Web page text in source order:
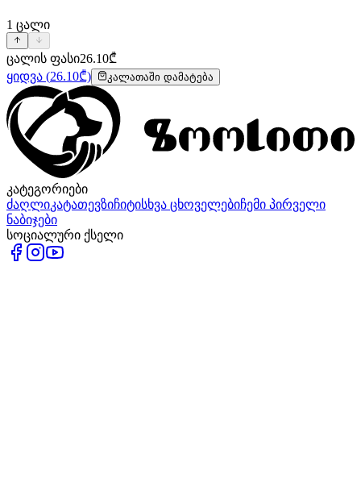
1 ცალი
ცალის ფასი26.10₾
ყიდვა (26.10₾) კალათაში დამატება
კატეგორიები
ძაღლიკატათევზიჩიტისხვა ცხოველებიჩემი პირველი
ნაბიჯები
სოციალური ქსელი